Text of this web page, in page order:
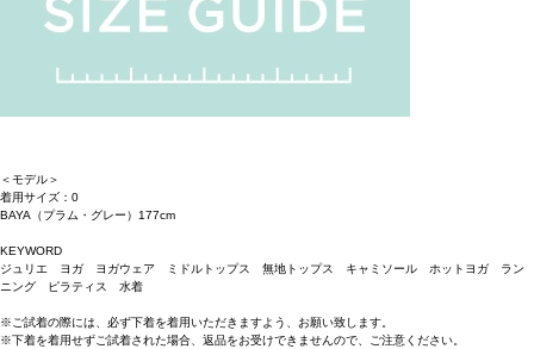
＜モデル＞
着用サイズ：0
BAYA（プラム・グレー）177cm
KEYWORD
ジュリエ ヨガ ヨガウェア ミドルトップス 無地トップス キャミソール ホットヨガ ラン
ニング ピラティス 水着
※ご試着の際には、必ず下着を着用いただきますよう、お願い致します。
※下着を着用せずご試着された場合、返品をお受けできませんので、ご注意ください。